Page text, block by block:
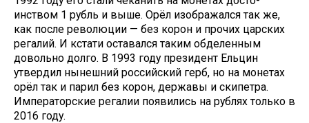
инством 1 рубль и выше. Орёл изо­бражался так же,
как после револю­ции — без корон и прочих царских
регалий. И кстати оставался таким обделенным
довольно долго. В 1993 году президент Ельцин
утвердил нынешний российский герб, но на монетах
орёл так и парил без ко­рон, державы и скипетра.
Императорские регалии появились на руб­лях только в
2016 году.